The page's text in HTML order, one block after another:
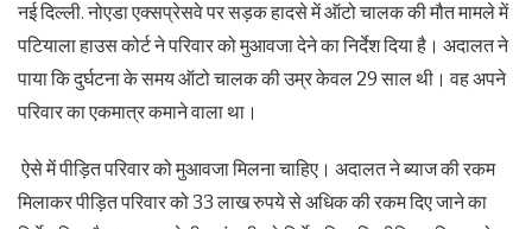
नई दिल्ली. नोएडा एक्सप्रेसवे पर सड़क हादसे में ऑटो चालक की मौत मामले में
पटियाला हाउस कोर्ट ने परिवार को मुआवजा देने का निर्देश दिया है। अदालत ने
पाया कि दुर्घटना के समय ऑटो चालक की उम्र केवल 29 साल थी। वह अपने
परिवार का एकमात्र कमाने वाला था।
ऐसे में पीड़ित परिवार को मुआवजा मिलना चाहिए। अदालत ने ब्याज की रकम
मिलाकर पीड़ित परिवार को 33 लाख रुपये से अधिक की रकम दिए जाने का